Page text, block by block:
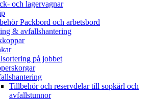
och lagervagnar
Packbord och arbetsbord
& avfallshantering
på jobbet
Tillbehör och reservdelar till sopkärl och
avfallstunnor